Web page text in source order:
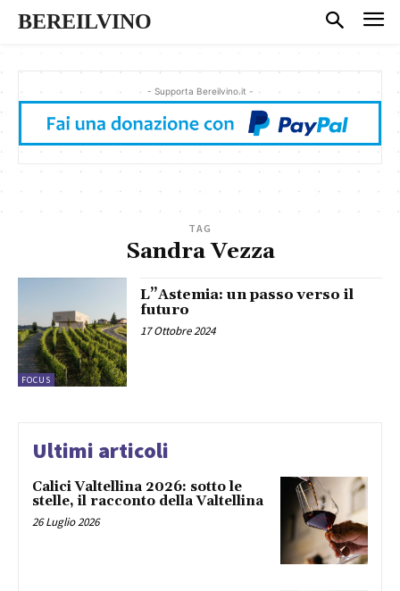
BEREILVINO
- Supporta Bereilvino.it -
TAG
Sandra Vezza
FOCUS
L”Astemia: un passo verso il
futuro
17 Ottobre 2024
Ultimi articoli
Calici Valtellina 2026: sotto le
stelle, il racconto della Valtellina
26 Luglio 2026